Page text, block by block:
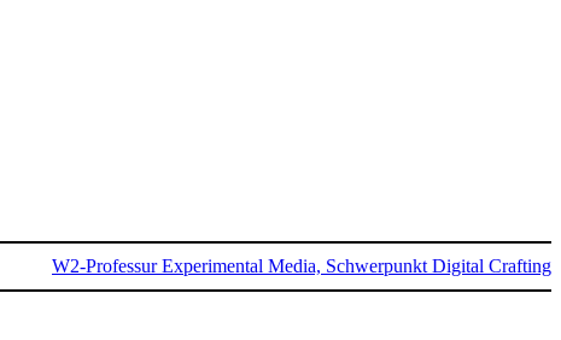
W2-Professur Experimental Media, Schwerpunkt Digital Crafting